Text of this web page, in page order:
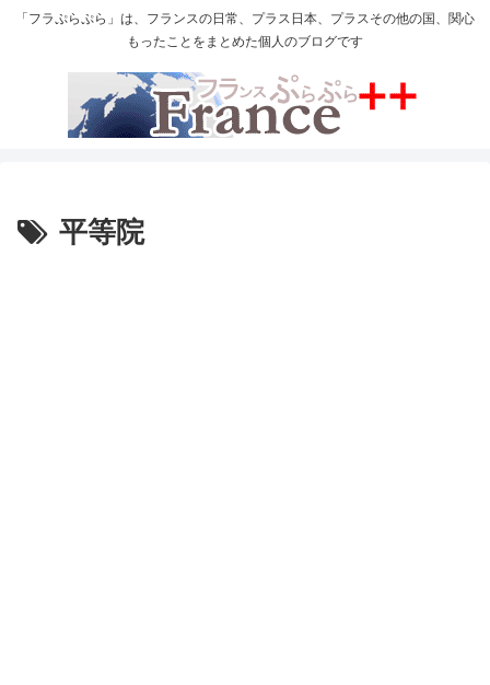
「フラぷらぷら」は、フランスの日常、プラス日本、プラスその他の国、関心
もったことをまとめた個人のブログです
平等院